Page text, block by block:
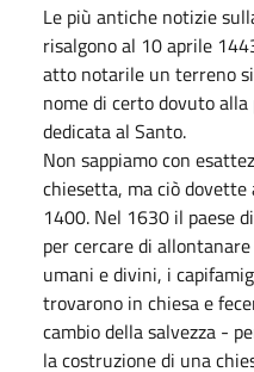
Le più antiche notizie
risalgono al 10 aprile
atto notarile un terreno
nome di certo dovuto
dedicata al Santo.
Non sappiamo con
chiesetta, ma ciò
1400. Nel 1630 il paese
per cercare di
umani e divini, i
trovarono in chiesa e
cambio della salvezza -
la costruzione di una